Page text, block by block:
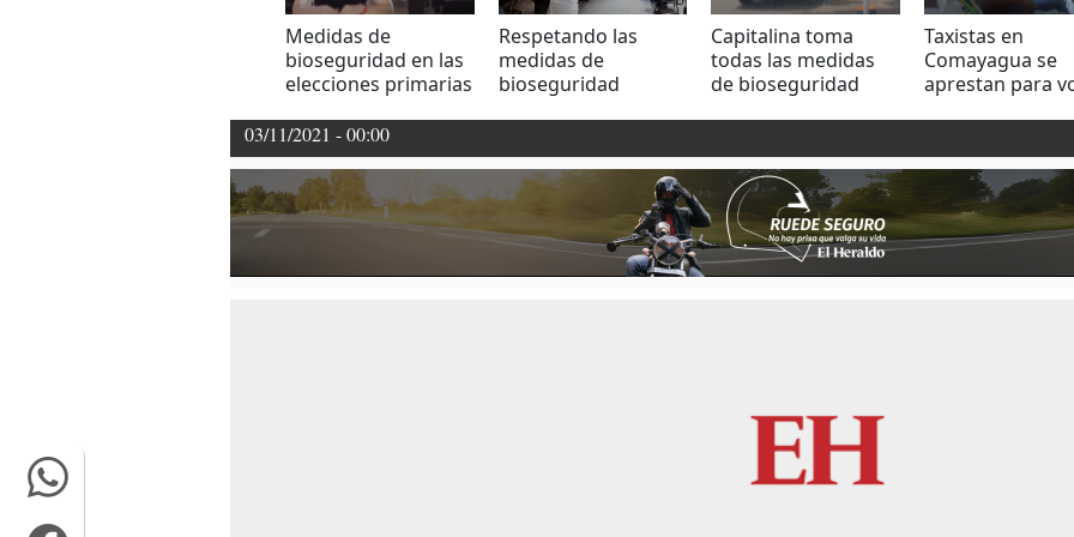
Medidas de
bioseguridad en las
elecciones primarias
Respetando las
medidas de
bioseguridad
la UNAH
Capitalina toma
todas las medidas
de bioseguridad
Taxistas en
Comayagua se
aprestan para
bioseguridad
03/11/2021 - 00:00